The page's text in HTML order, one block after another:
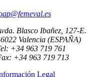
Blasco Ibañez, 127-E.
Valencia (ESPAÑA)
+34 963 719 761
+34 963 719 713
Legal